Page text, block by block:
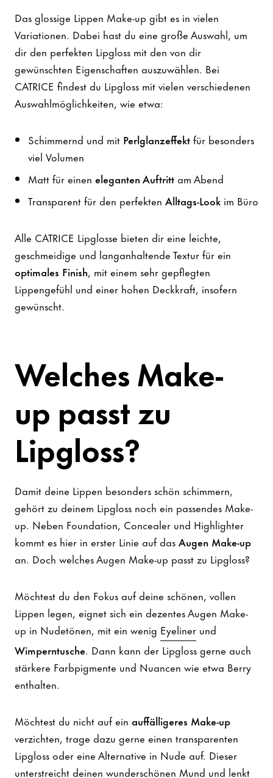
Das glossige Lippen Make-up gibt es in vielen
Variationen. Dabei hast du eine große Auswahl, um
dir den perfekten Lipgloss mit den von dir
gewünschten Eigenschaften auszuwählen. Bei
CATRICE findest du Lipgloss mit vielen verschiedenen
Auswahlmöglichkeiten, wie etwa:
Schimmernd und mit Perlglanzeffektfür besonders
viel Volumen
Matt für einen eleganten Auftritt am Abend
Transparent für den perfekten Alltags-Look im Büro
Alle CATRICE Lipglosse bieten dir eine leichte,
geschmeidige und langanhaltende Textur für ein
optimales Finish, mit einem sehr gepflegten
Lippengefühl und einer hohen Deckkraft, insofern
gewünscht.
Welches Make-
up passt zu
Lipgloss?
Damit deine Lippen besonders schön schimmern,
gehört zu deinem Lipgloss noch ein passendes Make-
up. Neben Foundation, Concealer und Highlighter
kommt es hier in erster Linie auf dasAugen Make-up
an. Doch welches Augen Make-up passt zu Lipgloss?
Möchtest du den Fokus auf deine schönen, vollen
Lippen legen, eignet sich ein dezentes Augen Make-
up in Nudetönen, mit ein wenig Eyeliner und
Wimperntusche. Dann kann der Lipgloss gerne auch
stärkere Farbpigmente und Nuancen wie etwa Berry
enthalten.
Möchtest du nicht auf ein auffälligeres Make-up
verzichten, trage dazu gerne einen transparenten
Lipgloss oder eine Alternative in Nude auf. Dieser
unterstreicht deinen wunderschönen Mund und lenkt